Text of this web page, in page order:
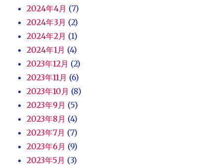
2024年4月 (7)
2024年3月 (2)
2024年2月 (1)
2024年1月 (4)
2023年12月 (2)
2023年11月 (6)
2023年10月 (8)
2023年9月 (5)
2023年8月 (4)
2023年7月 (7)
2023年6月 (9)
2023年5月 (3)